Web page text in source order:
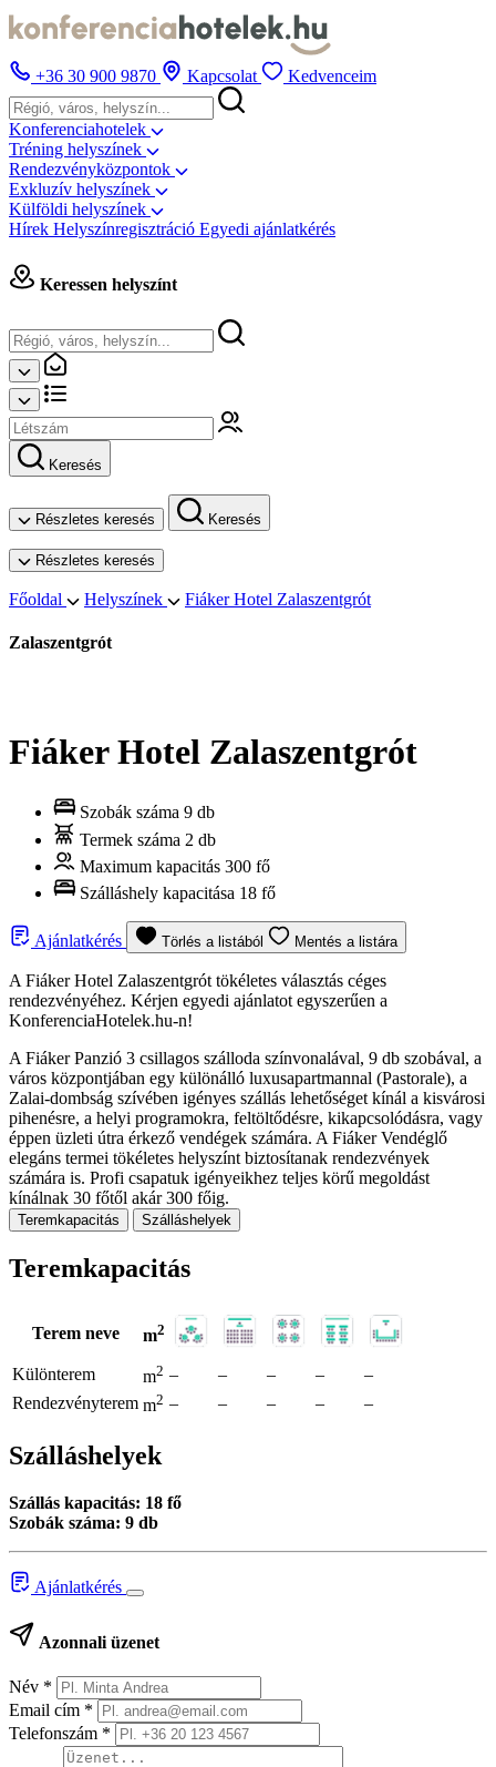
+36 30 900 9870 Kapcsolat Kedvenceim
Konferenciahotelek
Tréning helyszínek
Rendezvényközpontok
Exkluzív helyszínek
Külföldi helyszínek
Hírek Helyszínregisztráció Egyedi ajánlatkérés
Keressen helyszínt
Keresés
Részletes keresés Keresés
Részletes keresés
Főoldal Helyszínek Fiáker Hotel Zalaszentgrót
Zalaszentgrót
Fiáker Hotel Zalaszentgrót
Szobák száma 9 db
Termek száma 2 db
Maximum kapacitás 300 fő
Szálláshely kapacitása 18 fő
Ajánlatkérés Törlés a listából Mentés a listára
A Fiáker Hotel Zalaszentgrót tökéletes választás céges
rendezvényéhez. Kérjen egyedi ajánlatot egyszerűen a
KonferenciaHotelek.hu-n!
A Fiáker Panzió 3 csillagos szálloda színvonalával, 9 db szobával, a
város központjában egy különálló luxusapartmannal (Pastorale), a
Zalai-dombság szívében igényes szállás lehetőséget kínál a kisvárosi
pihenésre, a helyi programokra, feltöltődésre, kikapcsolódásra, vagy
éppen üzleti útra érkező vendégek számára. A Fiáker Vendéglő
elegáns termei tökéletes helyszínt biztosítanak rendezvények
számára is. Profi csapatuk igényeikhez teljes körű megoldást
kínálnak 30 főtől akár 300 főig.
Teremkapacitás Szálláshelyek
Teremkapacitás
Terem neve m2
Különterem m2 – – – –
–
Rendezvényterem m2 – – – – –
Szálláshelyek
Szállás kapacitás: 18 fő
Szobák száma: 9 db
Ajánlatkérés
Azonnali üzenet
Név *
Email cím *
Telefonszám *